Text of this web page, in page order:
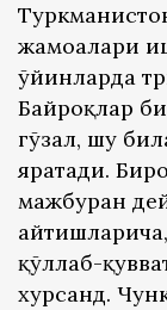
жамоалари
ўйинларда
Байроқлар
гўзал, шу
яратади.
мажбуран
қўллаб-
хурсанд.